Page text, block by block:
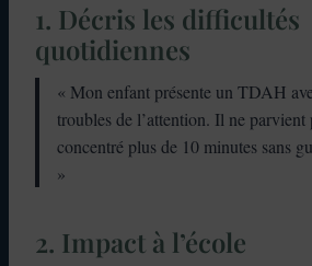
1. Décris les difficultés
quotidiennes
« Mon enfant présente un TDAH
troubles de l’attention. Il ne parvient
concentré plus de 10 minutes sans
»
2. Impact à l’école